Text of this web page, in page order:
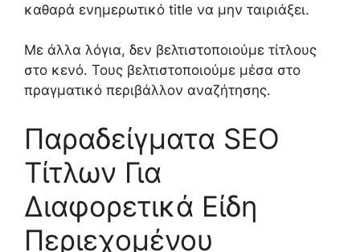
καθαρά ενημερωτικό title να μην ταιριάξει.
Με άλλα λόγια, δεν βελτιστοποιούμε τίτλους
στο κενό. Τους βελτιστοποιούμε μέσα στο
πραγματικό περιβάλλον αναζήτησης.
Παραδείγματα SEO
Τίτλων Για
Διαφορετικά Είδη
Περιεχομένου